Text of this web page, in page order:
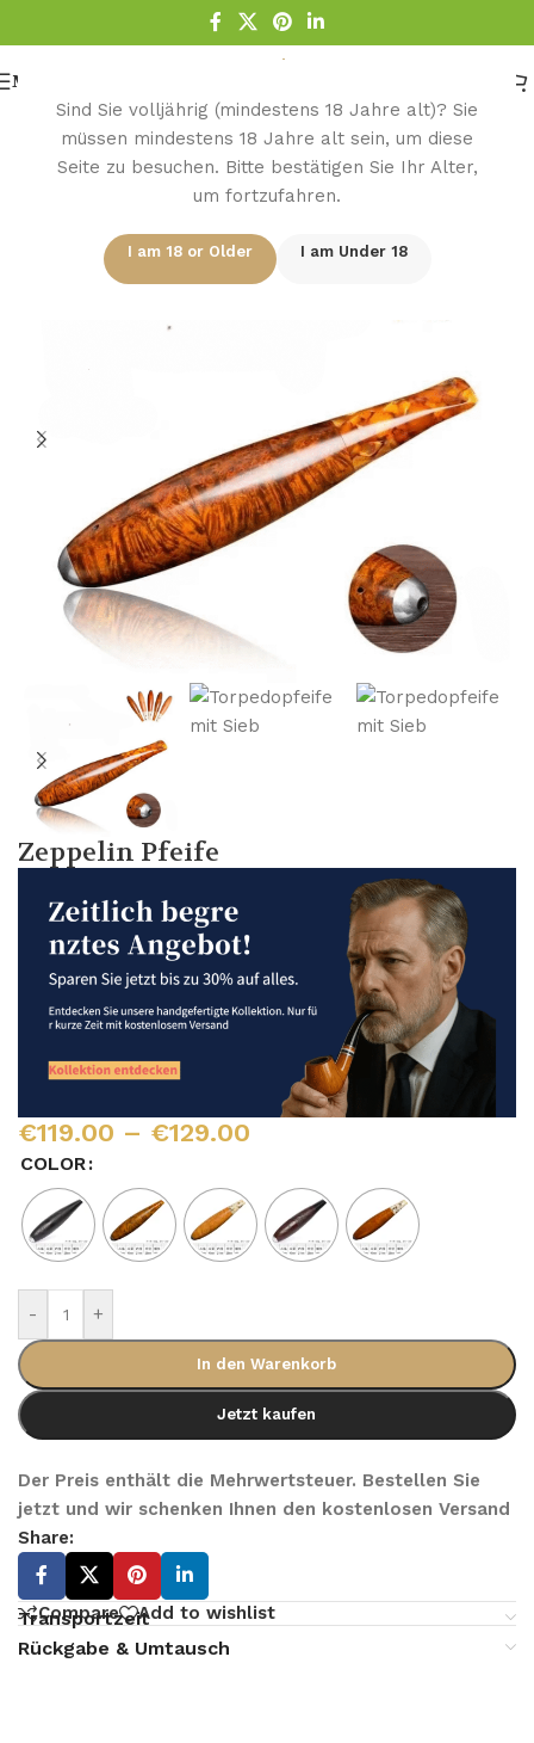
Sind Sie volljährig (mindestens 18 Jahre alt)? Sie
müssen mindestens 18 Jahre alt sein, um diese
Seite zu besuchen. Bitte bestätigen Sie Ihr Alter,
um fortzufahren.
I am 18 or Older I am Under 18
Menu
Startseite /Pfeife/Holz Pfeife /Bruyere Pfeifen
Zeppelin Pfeife
€119.00 – €129.00
COLOR
- +
In den Warenkorb
Jetzt kaufen
Der Preis enthält die Mehrwertsteuer. Bestellen Sie
jetzt und wir schenken Ihnen den kostenlosen Versand
Share:
Compare Add to wishlist
Transportzeit
Rückgabe & Umtausch